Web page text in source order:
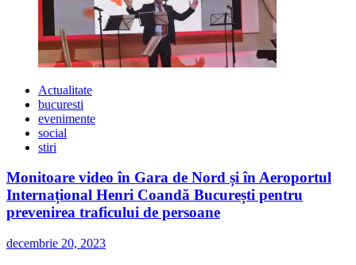
Actualitate
bucuresti
evenimente
social
stiri
Monitoare video în Gara de Nord și în Aeroportul
Internațional Henri Coandă București pentru
prevenirea traficului de persoane
decembrie 20, 2023